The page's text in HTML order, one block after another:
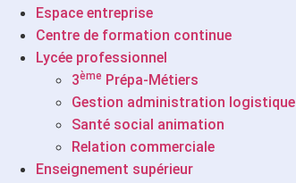
Métiers
Santé social
animation
Espace entreprise
Centre de formation continue
Lycée professionnel
3ème Prépa-Métiers
Gestion administration logistique
Santé social animation
Relation commerciale
Enseignement supérieur